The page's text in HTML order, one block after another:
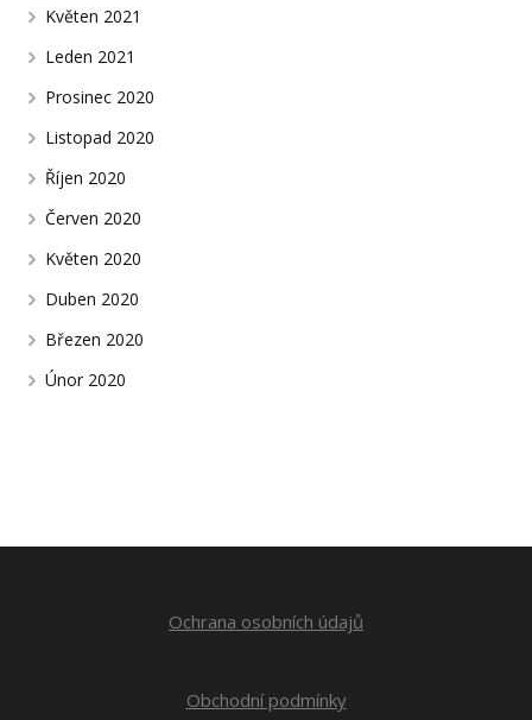
Květen 2021
Leden 2021
Prosinec 2020
Listopad 2020
Říjen 2020
Červen 2020
Květen 2020
Duben 2020
Březen 2020
Únor 2020
Ochrana osobních údajů
Obchodní podmínky